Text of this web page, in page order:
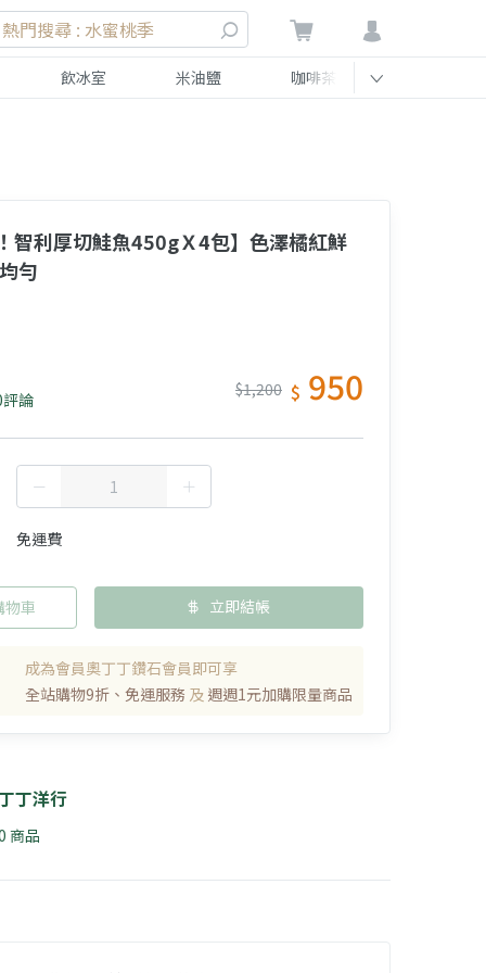
熱門搜尋 : 水蜜桃季
飲冰室 米油鹽 咖啡茶
智利厚切鮭魚450gＸ4包】色澤橘紅鮮
勻
論
$1,200 $ 950
免運費
物車 立即結帳
成為會員奧丁丁鑽石會員即可享
全站購物9折、免運服務 及 週週1元加購限量商品
丁洋行
商品